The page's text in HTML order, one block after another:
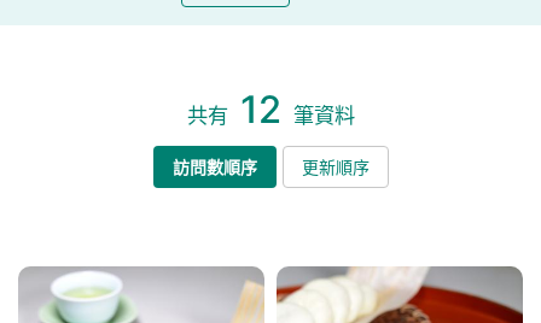
共有 12 筆資料
訪問數順序 更新順序